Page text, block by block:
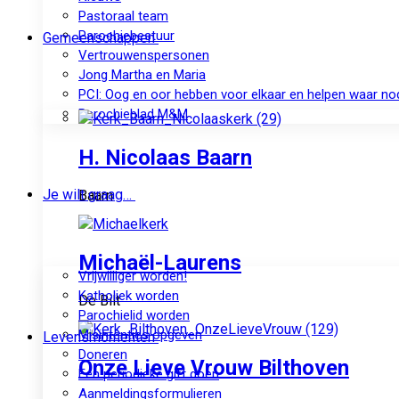
Pastoraal team
Parochiebestuur
Vertrouwenspersonen
Jong Martha en Maria
PCI: Oog en oor hebben voor elkaar en helpen waar
Parochieblad M&M
Gemeenschappen
H. Nicolaas Baarn
Baarn
Michaël-Laurens
De Bilt
Onze Lieve Vrouw Bilthoven
Je wilt graag…
Vrijwilliger worden!
Katholiek worden
Parochielid worden
Misintenties opgeven
Doneren
Een periodieke gift doen
Aanmeldingsformulieren
Levensmomenten